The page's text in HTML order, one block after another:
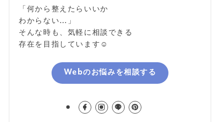
「何から整えたらいいか
わからない…」
そんな時も、気軽に相談できる
存在を目指しています☺️
Webのお悩みを相談する